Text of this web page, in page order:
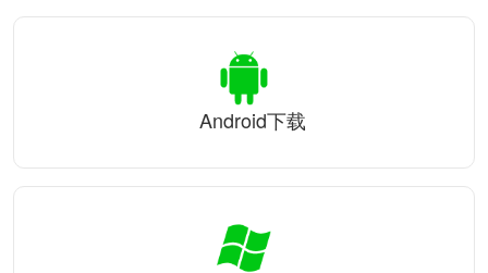
Android下载